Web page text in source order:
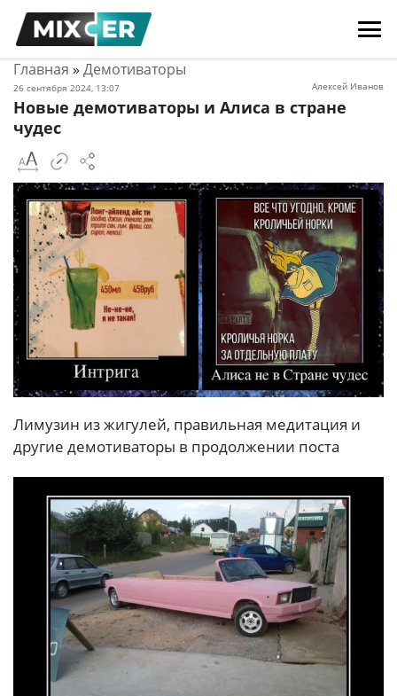
Главная » Демотиваторы
26 сентября 2024, 13:07 Алексей Иванов
Новые демотиваторы и Алиса в стране
чудес
Лимузин из жигулей, правильная медитация и
другие демотиваторы в продолжении поста